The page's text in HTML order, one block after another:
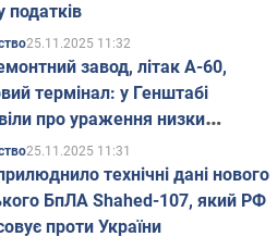
податків
25.11.2025 11:32
завод, літак А-60,
термінал: у Генштабі
про ураження низки
об'єктів Росії
25.11.2025 11:31
технічні дані нового
БпЛА Shahed-107, який РФ
проти України